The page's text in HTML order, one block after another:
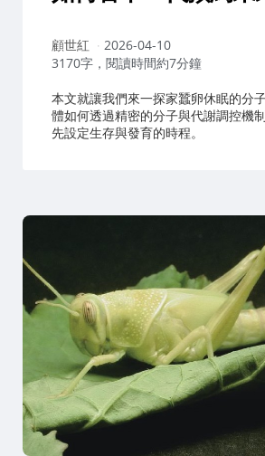
作
者：
顧世紅
2026-04-10
3170字，閱讀時間約7分鐘
本文就讓我們來一探家蠶卵休眠的分
體如何透過精密的分子與代謝調控機
先設定生存與發育的時程。